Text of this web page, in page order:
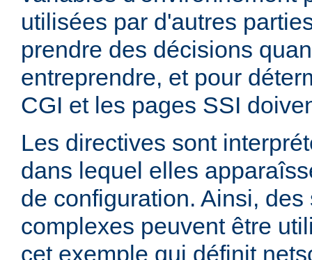
utilisées par d'autres
prendre des décisions
entreprendre, et pour
CGI et les pages SSI
Les directives sont
dans lequel elles
de configuration. Ainsi,
complexes peuvent être
cet exemple qui définit